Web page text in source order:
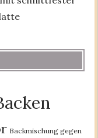
Backmischung gegen